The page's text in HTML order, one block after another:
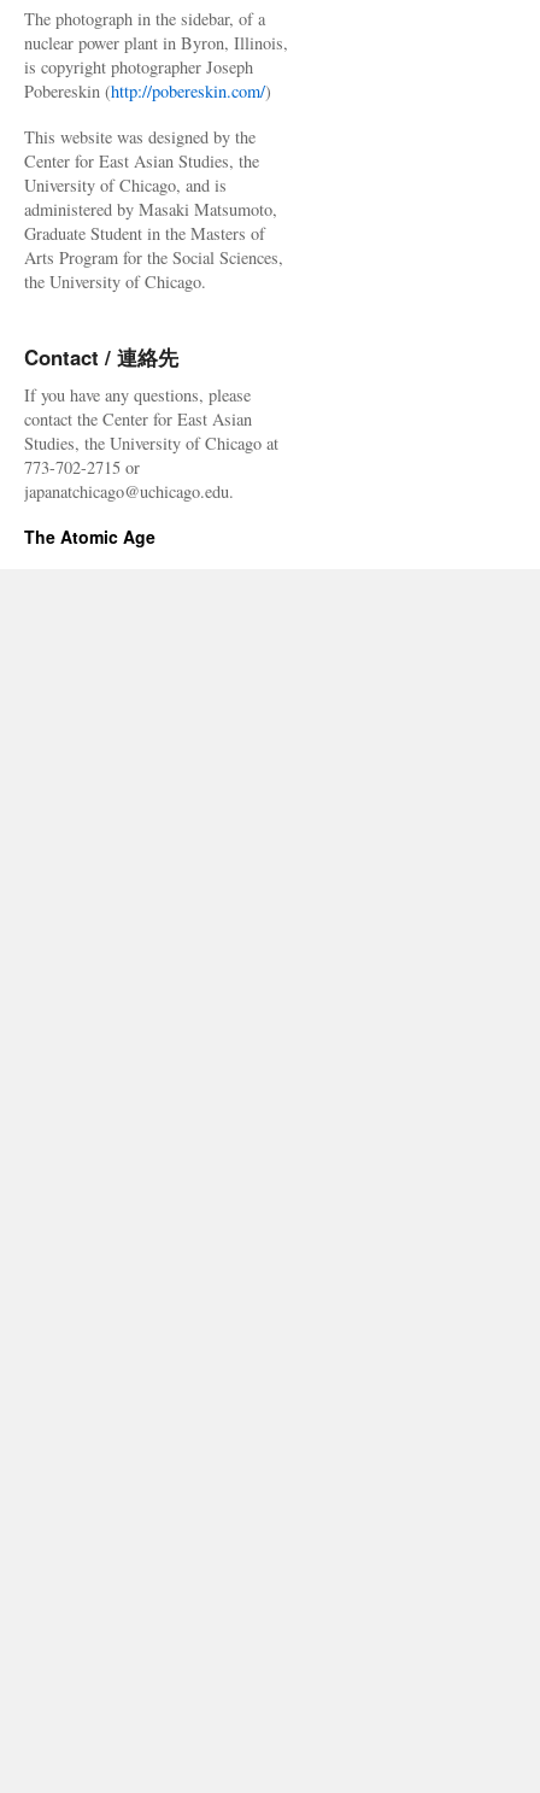
The photograph in the sidebar, of a
nuclear power plant in Byron, Illinois,
is copyright photographer Joseph
Pobereskin (http://pobereskin.com/)
This website was designed by the
Center for East Asian Studies, the
University of Chicago, and is
administered by Masaki Matsumoto,
Graduate Student in the Masters of
Arts Program for the Social Sciences,
the University of Chicago.
Contact / 連絡先
If you have any questions, please
contact the Center for East Asian
Studies, the University of Chicago at
773-702-2715 or
japanatchicago@uchicago.edu.
The Atomic Age